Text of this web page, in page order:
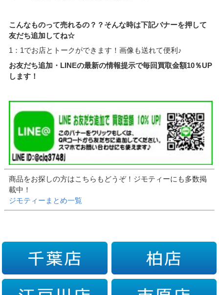
こんなものって売れるの？？そんな時は下記バナーを押して
友だち追加してね☆
1：1でお店とトークができます！画像も送れて便利♪
お友だち追加・LINEの最新の情報提示で毎回買取金額10％UP
します！
商品をお探しの方はこちらもどうぞ！ジモティーにも多数掲
載中！
ジモティーまとめ一覧